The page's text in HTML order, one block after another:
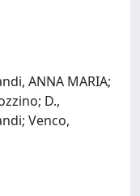
ANNA MARIA;
D.,
Venco,